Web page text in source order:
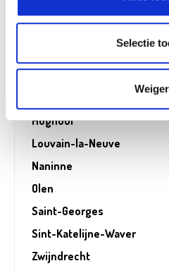
Selectie
Hognoul
Louvain-la-Neuve
Naninne
Olen
Saint-Georges
Sint-Katelijne-Waver
Zwijndrecht